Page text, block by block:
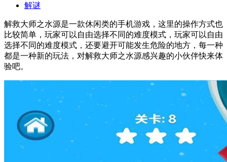
解谜
解救大师之水源是一款休闲类的手机游戏，这里的操作方式也
比较简单，玩家可以自由选择不同的难度模式，玩家可以自由
选择不同的难度模式，还要避开可能发生危险的地方，每一种
都是一种新的玩法，对解救大师之水源感兴趣的小伙伴快来体
验吧。